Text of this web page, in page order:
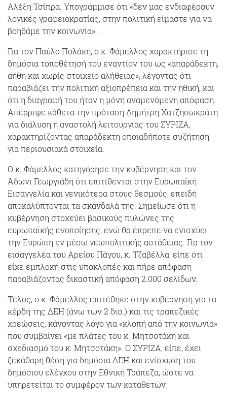
Αλέξη Τσίπρα. Υπογράμμισε ότι «δεν μας ενδιαφέρουν
λογικές γραφειοκρατίας, στην πολιτική είμαστε για να
βοηθάμε την κοινωνία».
Για τον Παύλο Πολάκη, ο κ. Φάμελλος χαρακτήρισε τη
δημόσια τοποθέτησή του εναντίον του ως «απαράδεκτη,
αήθη και χωρίς στοιχείο αλήθειας», λέγοντας ότι
παραβιάζει την πολιτική αξιοπρέπεια και την ηθική, και
ότι η διαγραφή του ήταν η μόνη αναμενόμενη απόφαση.
Απέρριψε κάθετα την πρόταση Δημήτρη Χατζησωκράτη
για διάλυση ή αναστολή λειτουργίας του ΣΥΡΙΖΑ,
χαρακτηρίζοντας απαράδεκτη οποιαδήποτε συζήτηση
για περιουσιακά στοιχεία.
Ο κ. Φάμελλος κατηγόρησε την κυβέρνηση και τον
Άδωνι Γεωργιάδη ότι επιτίθενται στην Ευρωπαϊκή
Εισαγγελία και γενικότερα στους θεσμούς, επειδή
αποκαλύπτονται τα σκάνδαλά της. Σημείωσε ότι η
κυβέρνηση στοχεύει βασικούς πυλώνες της
ευρωπαϊκής ενοποίησης, ενώ θα έπρεπε να ενισχύει
την Ευρώπη εν μέσω γεωπολιτικής αστάθειας. Για τον
εισαγγελέα του Αρείου Πάγου, κ. Τζαβέλλα, είπε ότι
είχε εμπλοκή στις υποκλοπές και πήρε απόφαση
παραβιάζοντας δικαστική απόφαση 2.000 σελίδων.
Τέλος, ο κ. Φάμελλος επιτέθηκε στην κυβέρνηση για τα
κέρδη της ΔΕΗ (άνω των 2 δισ.) και τις τραπεζικές
χρεώσεις, κάνοντας λόγο για «κλοπή από την κοινωνία»
που συμβαίνει «με πλάτες του κ. Μητσοτάκη και
σχεδιασμό του κ. Μητσοτάκη». Ο ΣΥΡΙΖΑ, είπε, έχει
ξεκάθαρη θέση για δημόσια ΔΕΗ και ενίσχυση του
δημόσιου ελέγχου στην Εθνική Τράπεζα, ώστε να
υπηρετείται το συμφέρον των καταθετών.